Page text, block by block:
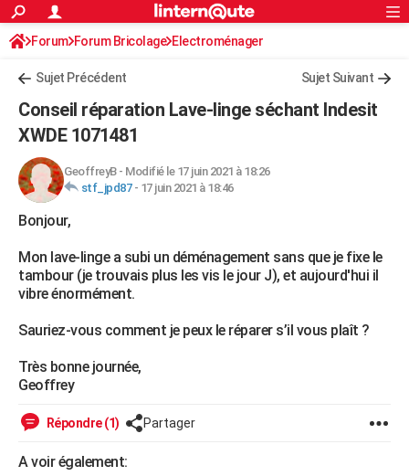
ACTUALITÉS
Politique
Société
Faits Divers
Education
Monde
Villes
+
Programme TV
TNTStreaming
Cinéma
Sorties cinéma
Musique
+FINANCE
Retraite
Impôts
Epargne
Immobilier
Risques naturels par ville
Banque
Assurance
Crédit
AUTO
Essais
Réserver un essai
Citadines
Berlines
SUV
Forum auto
HIGH-TECH
Forum
Aménagement intérieur
Extérieur
Cuisine
Salle de bains
Jardinage
Rangement
WEEK-END
Alimentation
Guide de la santé
Maladies
Médicaments
Sommeil
VOYAGE
Destinations
City break
Voyage nature
Voyage de noces
Forum
Climat
PHOTO
GUIDES D'ACHAT
S'inscrire
Connexion
Forum Forum Bricolage Electroménager
Sujet Précédent Sujet Suivant
Conseil réparation Lave-linge séchant Indesit
XWDE 1071481
GeoffreyB- Modifié le 17 juin 2021 à 18:26
stf_jpd87- 17 juin 2021 à 18:46
Bonjour,
Mon lave-linge a subi un déménagement sans que je fixe le
tambour (je trouvais plus les vis le jour J), et aujourd'hui il
vibre énormément.
Sauriez-vous comment je peux le réparer s’il vous plaît ?
Très bonne journée,
Geoffrey
Répondre (1) Partager
A voir également: